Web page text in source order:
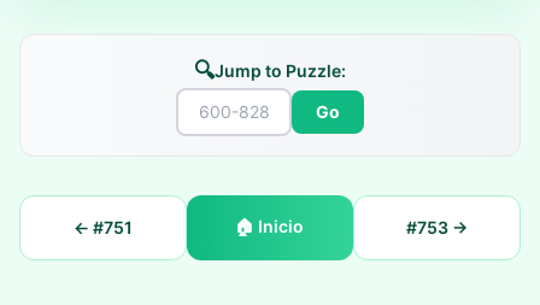
🔍Jump to Puzzle:
Go
← #751 🏠 Inicio #753→